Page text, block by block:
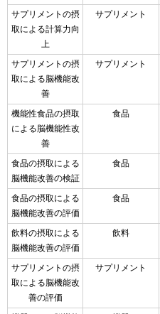
サプリメントの摂
取による計算力向
上
サプリメント
サプリメントの摂
取による脳機能改
善
サプリメント
機能性食品の摂取
による脳機能性改
善
食品
食品の摂取による
脳機能改善の検証
食品
食品の摂取による
脳機能改善の評価
食品
飲料の摂取による
脳機能改善の評価
飲料
サプリメントの摂
取による脳機能改
善の評価
サプリメント